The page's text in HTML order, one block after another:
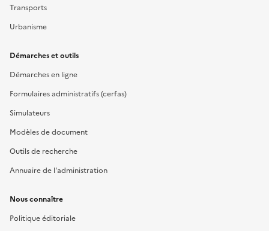
Transports
Urbanisme
Démarches et outils
Démarches en ligne
Formulaires administratifs (cerfas)
Simulateurs
Modèles de document
Outils de recherche
Annuaire de l'administration
Nous connaître
Politique éditoriale